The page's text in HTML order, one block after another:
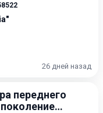
26 дней назад
переднего